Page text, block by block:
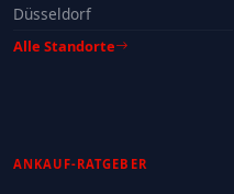
Düsseldorf
Alle Standorte
ANKAUF-RATGEBER